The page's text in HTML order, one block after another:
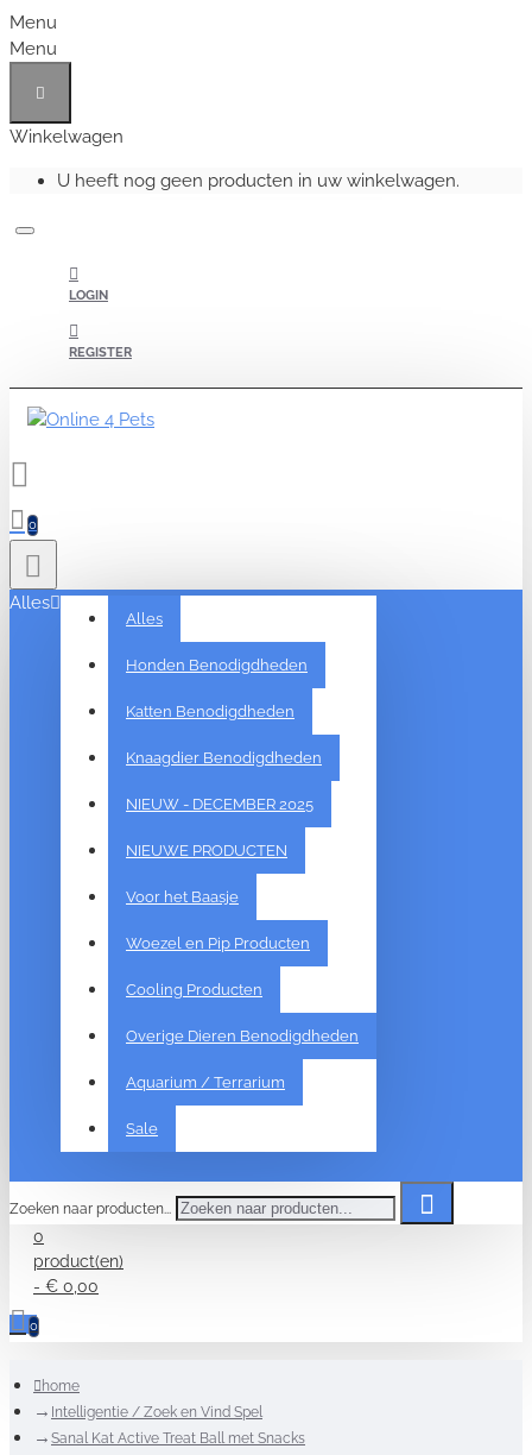
Menu
Menu
Winkelwagen
U heeft nog geen producten in uw winkelwagen.
LOGIN
REGISTER
0
Alles
Alles
Honden Benodigdheden
Katten Benodigdheden
Knaagdier Benodigdheden
NIEUW - DECEMBER 2025
NIEUWE PRODUCTEN
Voor het Baasje
Woezel en Pip Producten
Cooling Producten
Overige Dieren Benodigdheden
Aquarium / Terrarium
Sale
Zoeken naar producten...
0
product(en)
- € 0,00
0
home
Intelligentie / Zoek en Vind Spel
Sanal Kat Active Treat Ball met Snacks